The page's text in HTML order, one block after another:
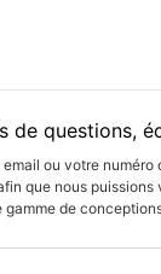
de questions,
ou votre numéro
que nous puissions
de